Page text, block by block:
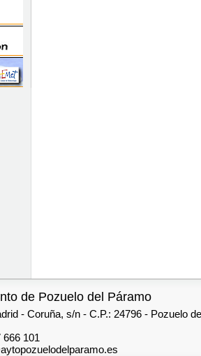
de Pozuelo del Páramo
- Coruña, s/n - C.P.: 24796 - Pozuelo
666 101